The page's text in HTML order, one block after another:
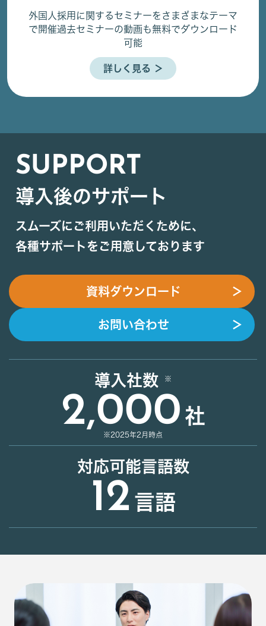
外国人採用に関するセミナーをさまざまなテーマ
で開催過去セミナーの動画も無料でダウンロード
可能
詳しく見る ＞
SUPPORT
導入後のサポート
スムーズにご利用いただくために、
各種サポートをご用意しております
資料ダウンロード ＞
お問い合わせ ＞
導入社数
2,000 社
※2025年2月時点
対応可能言語数
12 言語